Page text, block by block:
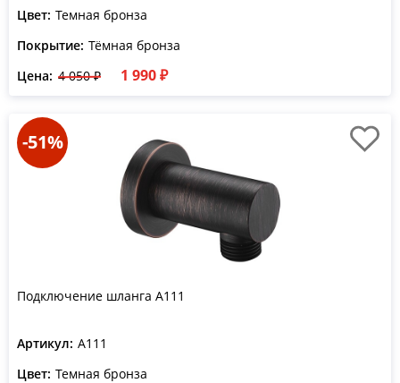
Цвет: Темная бронза
Покрытие: Тёмная бронза
Цена: 4 050 ₽ 1 990 ₽
-51%
Подключение шланга A111
Артикул: A111
Цвет: Темная бронза